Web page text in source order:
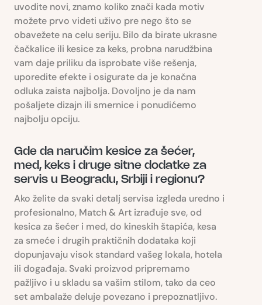
uvodite novi, znamo koliko znači kada motiv
možete prvo videti uživo pre nego što se
obavežete na celu seriju. Bilo da birate ukrasne
čačkalice ili kesice za keks, probna narudžbina
vam daje priliku da isprobate više rešenja,
uporedite efekte i osigurate da je konačna
odluka zaista najbolja. Dovoljno je da nam
pošaljete dizajn ili smernice i ponudićemo
najbolju opciju.
Gde da naručim kesice za šećer,
med, keks i druge sitne dodatke za
servis u Beogradu, Srbiji i regionu?
Ako želite da svaki detalj servisa izgleda uredno i
profesionalno, Match & Art izrađuje sve, od
kesica za šećer i med, do kineskih štapića, kesa
za smeće i drugih praktičnih dodataka koji
dopunjavaju visok standard vašeg lokala, hotela
ili događaja. Svaki proizvod pripremamo
pažljivo i u skladu sa vašim stilom, tako da ceo
set ambalaže deluje povezano i prepoznatljivo.